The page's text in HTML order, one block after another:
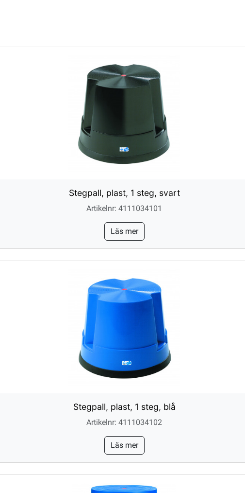
Stegpall, plast, 1 steg, svart
Artikelnr: 4111034101
Läs mer
Stegpall, plast, 1 steg, blå
Artikelnr: 4111034102
Läs mer